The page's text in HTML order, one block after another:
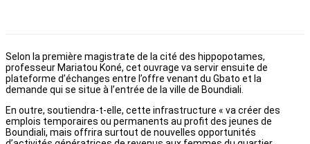
Selon la première magistrate de la cité des hippopotames,
professeur Mariatou Koné, cet ouvrage va servir ensuite de
plateforme d’échanges entre l’offre venant du Gbato et la
demande qui se situe à l’entrée de la ville de Boundiali.
En outre, soutiendra-t-elle, cette infrastructure « va créer des
emplois temporaires ou permanents au profit des jeunes de
Boundiali, mais offrira surtout de nouvelles opportunités